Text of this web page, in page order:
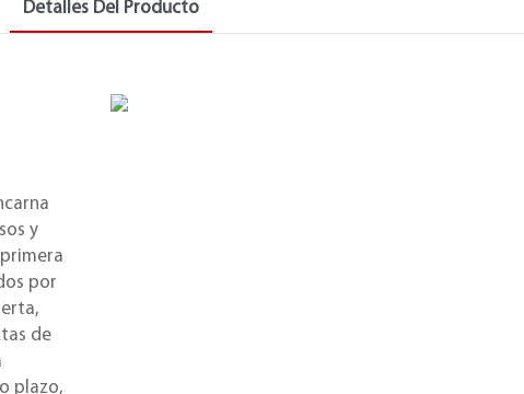
Detalles Del Producto
y
por
de
plazo,